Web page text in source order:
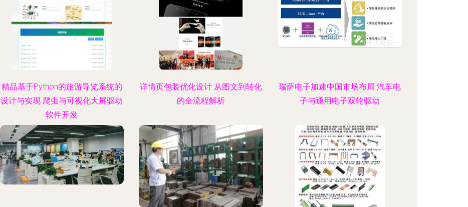
精品基于Python的旅游导览系统的
设计与实现 爬虫与可视化大屏驱动
软件开发
详情页包装优化设计 从图文到转化
的全流程解析
瑞萨电子加速中国市场布局 汽车电
子与通用电子双轮驱动